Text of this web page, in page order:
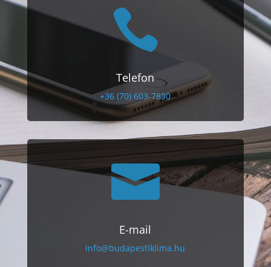

Telefon
+36 (70) 603-7830

E-mail
info@budapestiklima.hu